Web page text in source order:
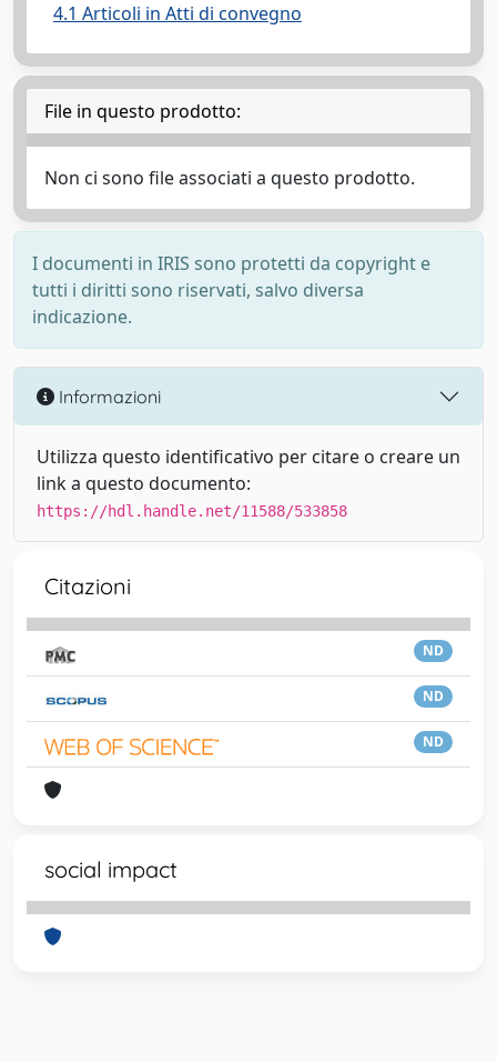
4.1 Articoli in Atti di convegno
File in questo prodotto:
Non ci sono file associati a questo prodotto.
I documenti in IRIS sono protetti da copyright e
tutti i diritti sono riservati, salvo diversa
indicazione.
Informazioni
Utilizza questo identificativo per citare o creare un
link a questo documento:
https://hdl.handle.net/11588/533858
Citazioni
ND
ND
ND
social impact